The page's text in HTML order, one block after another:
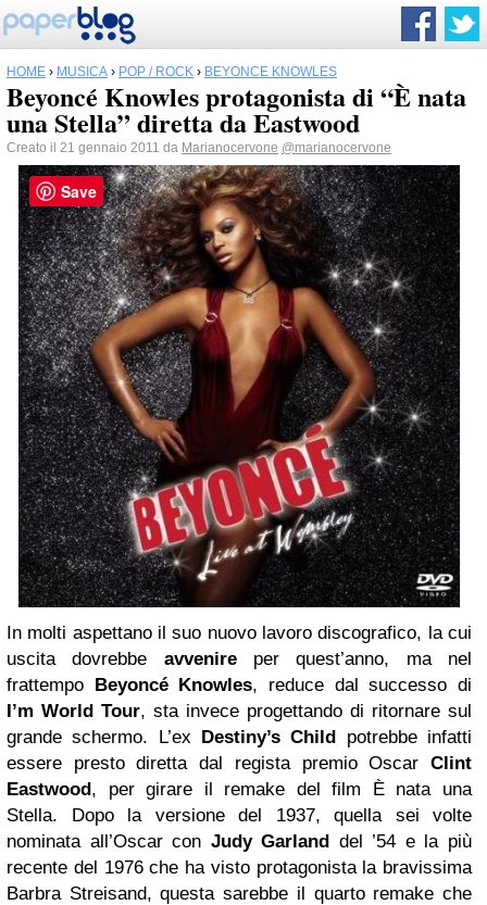
HOME › MUSICA › POP / ROCK › BEYONCÉ KNOWLES
Beyoncé Knowles protagonista di “È nata
una Stella” diretta da Eastwood
Creato il 21 gennaio 2011 da Marianocervone @marianocervone
In molti aspettano il suo nuovo lavoro discografico, la cui
uscita dovrebbe avvenireper quest’anno, ma nel
frattempo Beyoncé Knowles, reduce dal successo di
I’m World Tour, sta invece progettando di ritornare sul
grande schermo. L’ex Destiny’s Child potrebbe infatti
essere presto diretta dal regista premio Oscar Clint
Eastwood, per girare il remake del film È nata una
Stella. Dopo la versione del 1937, quella sei volte
nominata all’Oscar con Judy Garland del ’54 e la più
recente del 1976 che ha visto protagonista la bravissima
Barbra Streisand, questa sarebbe il quarto remake che
Save